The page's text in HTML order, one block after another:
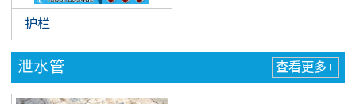
护栏
泄水管 查看更多+